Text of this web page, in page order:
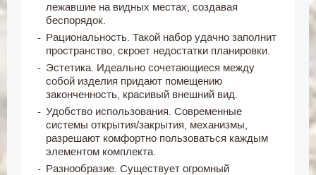
лежавшие на видных местах, создавая
беспорядок.
Рациональность. Такой набор удачно заполнит
пространство, скроет недостатки планировки.
Эстетика. Идеально сочетающиеся между
собой изделия придают помещению
законченность, красивый внешний вид.
Удобство использования. Современные
системы открытия/закрытия, механизмы,
разрешают комфортно пользоваться каждым
элементом комплекта.
Разнообразие. Существует огромный